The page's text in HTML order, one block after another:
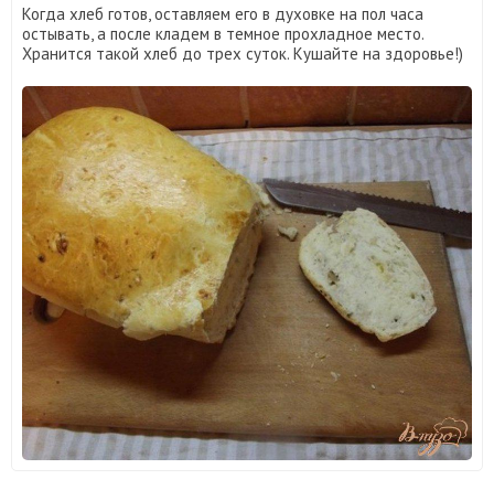
Когда хлеб готов, оставляем его в духовке на пол часа
остывать, а после кладем в темное прохладное место.
Хранится такой хлеб до трех суток. Кушайте на здоровье!)